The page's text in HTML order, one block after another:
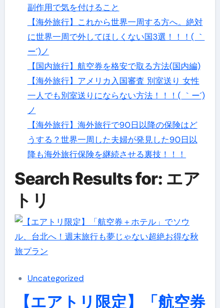
副作用で気を付けること
【海外旅行】これから世界一周する方へ。絶対
に世界一周で外してほしくない国3選！！！( ｀
ー´)ノ
【国内旅行】航空券を格安で取る方法(国内編)
【海外旅行】アメリカ入国審査 別室送り 女性
一人でも別室送りにならない方法！！！( ｀ー´)
ノ
【海外旅行】海外旅行で90日以降の保険はど
うする？世界一周した夫婦が発見した90日以
降も海外旅行保険を継続させる裏技！！！
Search Results for: エア
トリ
Uncategorized
【エアトリ限定】「航空券